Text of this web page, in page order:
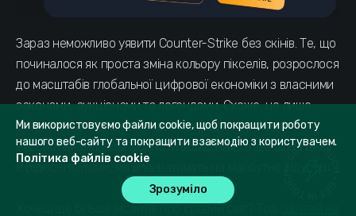
Зараз неможливо уявити Counter-Strike без скінів. Те, що
починалося як проста зміна кольору пікселів, розрослося
до масштабів глобальної цифрової економіки з власними
законами, аукціонами та легендами. Схоже, це лише
старт: попереду ще глибша інтеграція з ігровими
екосистемами, нові формати володіння та ще більш цінні
й рідкісні айтеми, які впливатимуть на майбутнє індустрії.
Ми використовуємо файли cookie, щоб покращити роботу
нашого веб-сайту та покращити взаємодію з користувачем.
Політика файлів cookie
Зрозуміло